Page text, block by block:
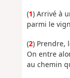
(1) Arrivé à
parmi le
(2) Prendre,
On entre
au chemin